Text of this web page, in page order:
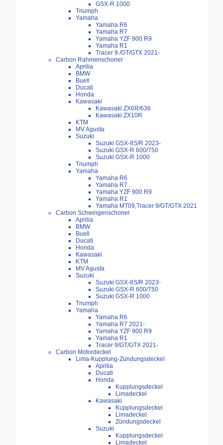
GSX-R 1000
Triumph
Yamaha
Yamaha R6
Yamaha R7
Yamaha YZF 900 R9
Yamaha R1
Tracer 9 /GT/GTX 2021-
Carbon Rahmenschoner
Aprilia
BMW
Buell
Ducati
Honda
Kawasaki
Kawasaki ZX6R/636
Kawasaki ZX10R
KTM
MV Agusta
Suzuki
Suzuki GSX-8S/R 2023-
Suzuki GSX-R 600/750
Suzuki GSX-R 1000
Triumph
Yamaha
Yamaha R6
Yamaha R7
Yamaha YZF 900 R9
Yamaha R1
Yamaha MT09,Tracer 9/GT/GTX 2021
Carbon Schwingenschoner
Aprilia
BMW
Buell
Ducati
Honda
Kawasaki
KTM
MV Agusta
Suzuki
Suzuki GSX-8S/R 2023-
Suzuki GSX-R 600/750
Suzuki GSX-R 1000
Triumph
Yamaha
Yamaha R6
Yamaha R7 2021-
Yamaha YZF 900 R9
Yamaha R1
Tracer 9/GT/GTX 2021-
Carbon Motordeckel
Lima-Kupplung-Zündungsdeckel
Aprilia
Ducati
Honda
Kupplungsdeckel
Limadeckel
Kawasaki
Kupplungsdeckel
Limadeckel
Zündungsdeckel
Suzuki
Kupplungsdeckel
Limadeckel